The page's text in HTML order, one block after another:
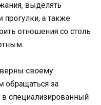
выделять
прогулки, а также
отношения со столь
своему
обращаться за
в специализированный